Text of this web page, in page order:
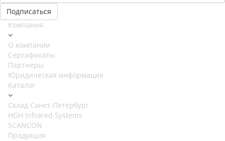
Компания
О компании
Сертификаты
Партнеры
Юридическая информация
Каталог
Cклад Санкт-Петербург
HGH Infrared Systems
SCANCON
Продукция